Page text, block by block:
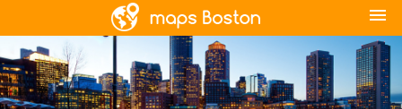
menu